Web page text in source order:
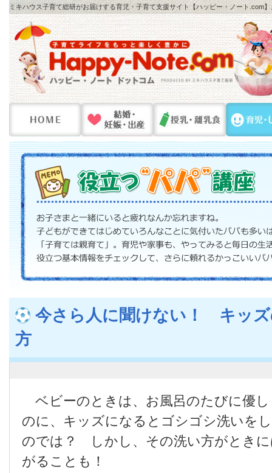
ミキハウス子育て総研がお届けする育児・子育て支援サイト【ハッピー・ノート
今さら人に聞けない！ キッ
方
ベビーのときは、お風呂のたびに優
のに、キッズになるとゴシゴシ洗いを
のでは？ しかし、その洗い方がとき
がることも！